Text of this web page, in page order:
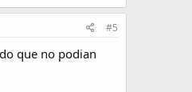
#5
que no podian